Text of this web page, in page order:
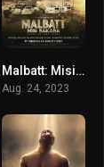
Malbatt: Misi Bakara (2023) ปฏิบัติการบาคาร่า
Aug. 24, 2023